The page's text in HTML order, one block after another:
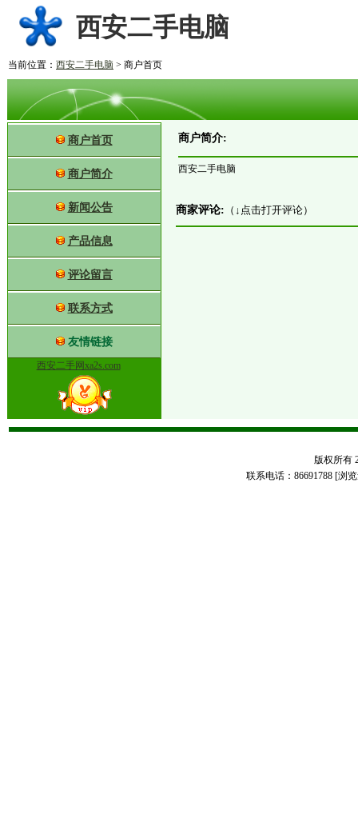
西安二手电脑
当前位置： 西安二手电脑 > 商户首页
商户首页
商户简介
新闻公告
产品信息
评论留言
联系方式
友情链接
西安二手网xa2s.com
商户简介:
西安二手电脑
商家评论: （↓点击打开评论）
版权所有
联系电话：86691788 [浏